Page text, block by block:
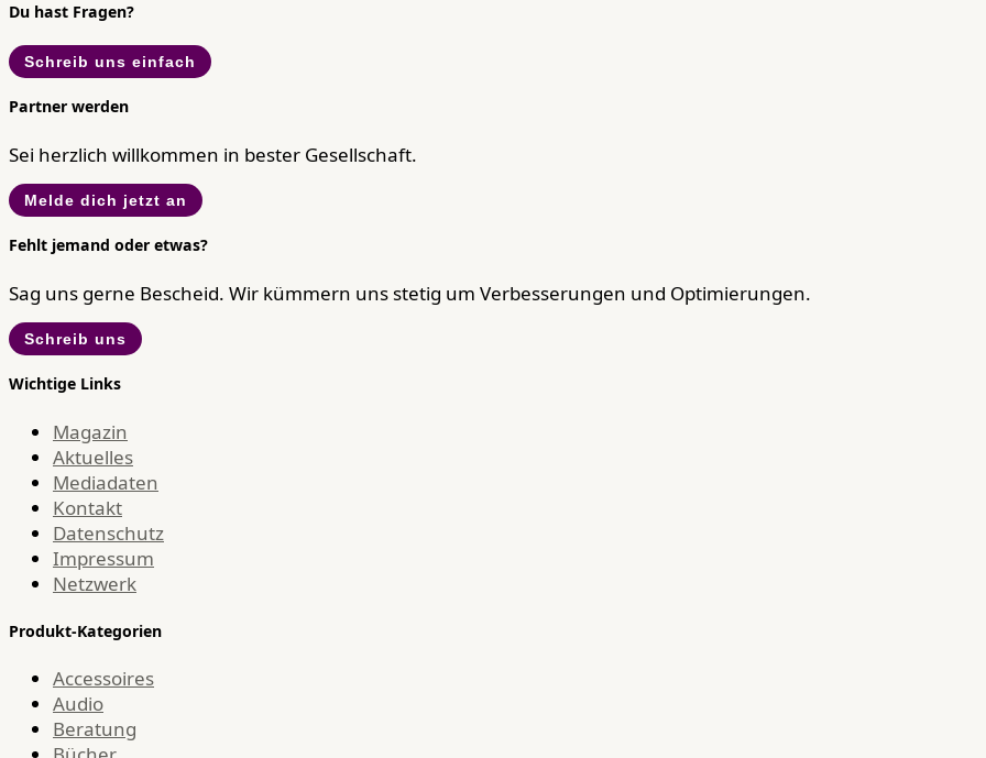
Du hast Fragen?
Schreib uns einfach
Partner werden
Sei herzlich willkommen in bester Gesellschaft.
Melde dich jetzt an
Fehlt jemand oder etwas?
Sag uns gerne Bescheid. Wir kümmern uns stetig um Verbesserungen und Optimierungen.
Schreib uns
Wichtige Links
Magazin
Aktuelles
Mediadaten
Kontakt
Datenschutz
Impressum
Netzwerk
Produkt-Kategorien
Accessoires
Audio
Beratung